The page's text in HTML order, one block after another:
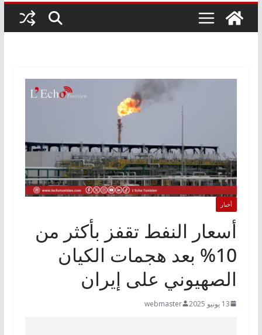
أخبار
أسعار النفط تقفز بأكثر من
10% بعد هجمات الكيان
الصهيوني على إيران
13 يونيو 2025 webmaster